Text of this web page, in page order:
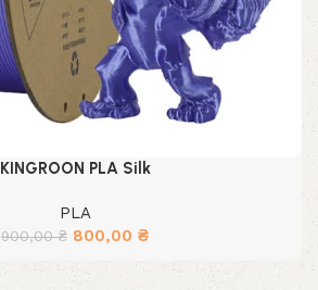
KINGROON PLA Silk
PLA
900,00₴ Первоначальная
составляла
800,00 ₴Текущая
800,00 ₴.